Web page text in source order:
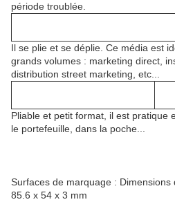
période troublée.
Il se plie et se déplie. Ce média est
grands volumes : marketing direct,
distribution street marketing, etc...
Pliable et petit format, il est pratique
le portefeuille, dans la poche...
Surfaces de marquage :
85.6 x 54 x 3 mm